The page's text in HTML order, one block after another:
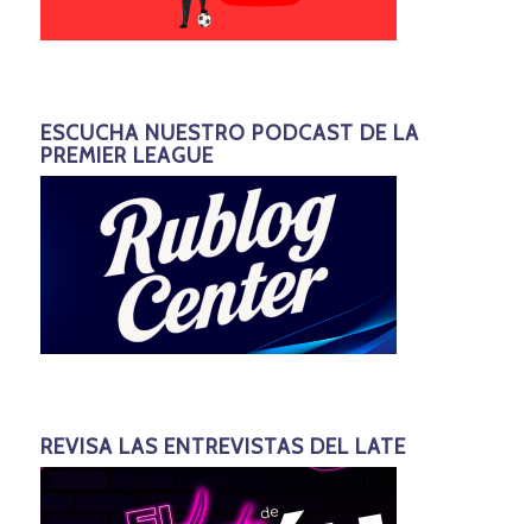
ESCUCHA NUESTRO PODCAST DE LA
PREMIER LEAGUE
REVISA LAS ENTREVISTAS DEL LATE